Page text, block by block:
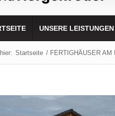
UNSERE LEISTUNGEN
Startseite / FERTIGHÄUSER